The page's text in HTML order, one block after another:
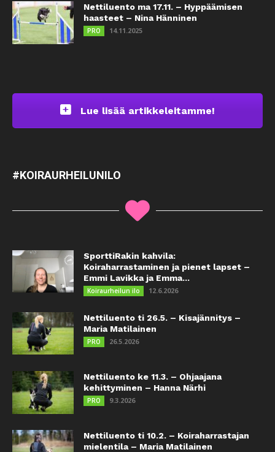
Nettiluento ma 17.11. – Hyppäämisen
haasteet – Nina Hänninen
PRO 14.11.2025
Lue lisää artikkeleitamme!
#KOIRAURHEILUNILO
SporttiRakin kahvila:
Koiraharrastaminen ja pienet lapset –
Emmi Lavikka ja Emma...
Koiraurheilun ilo 12.6.2026
Nettiluento ti 26.5. – Kisajännitys –
Maria Matilainen
PRO 26.5.2026
Nettiluento ke 11.3. – Ohjaajana
kehittyminen – Hanna Närhi
PRO 9.3.2026
Nettiluento ti 10.2. – Koiraharrastajan
mielentila – Maria Matilainen